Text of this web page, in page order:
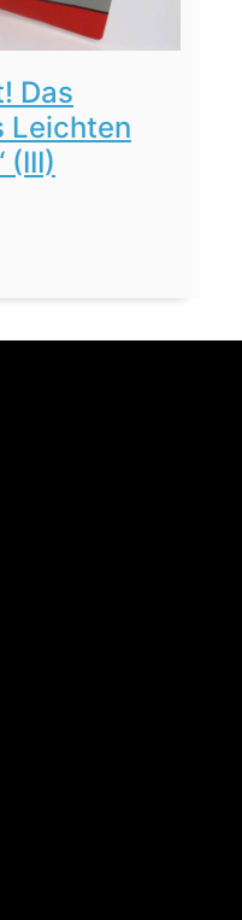
Das
Leichten
(III)